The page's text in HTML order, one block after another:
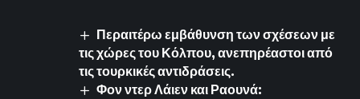
Περαιτέρω εμβάθυνση των σχέσεων με
τις χώρες του Κόλπου, ανεπηρέαστοι από
τις τουρκικές αντιδράσεις.
Φον ντερ Λάιεν και Ραουνά: